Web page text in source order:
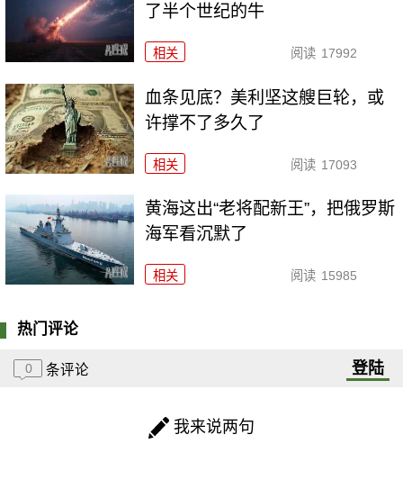
了半个世纪的牛
相关 阅读 17992
血条见底？美利坚这艘巨轮，或
许撑不了多久了
相关 阅读 17093
黄海这出“老将配新王”，把俄罗斯
海军看沉默了
相关 阅读 15985
热门评论
0 条评论 登陆
我来说两句